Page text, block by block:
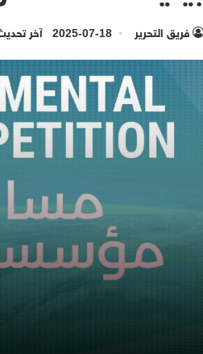
فريق التحرير 2025-07-18 آخر تحديث :